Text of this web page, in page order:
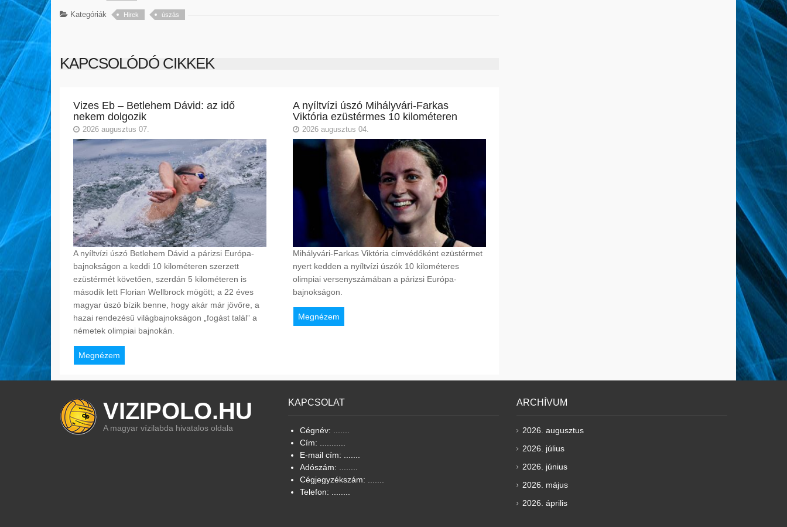
Kategóriák Hirek úszás
KAPCSOLÓDÓ CIKKEK
Vizes Eb – Betlehem Dávid: az idő
nekem dolgozik
2026 augusztus 07.
A nyíltvízi úszó Betlehem Dávid a párizsi Európa-
bajnokságon a keddi 10 kilométeren szerzett
ezüstérmét követően, szerdán 5 kilométeren is
második lett Florian Wellbrock mögött; a 22 éves
magyar úszó bízik benne, hogy akár már jövőre, a
hazai rendezésű világbajnokságon „fogást talál” a
németek olimpiai bajnokán.
Megnézem
A nyíltvízi úszó Mihályvári-Farkas
Viktória ezüstérmes 10 kilométeren
2026 augusztus 04.
Mihályvári-Farkas Viktória címvédőként ezüstérmet
nyert kedden a nyíltvízi úszók 10 kilométeres
olimpiai versenyszámában a párizsi Európa-
bajnokságon.
Megnézem
VIZIPOLO.HU
A magyar vízilabda hivatalos oldala
KAPCSOLAT
Cégnév: .......
Cím: ...........
E-mail cím: .......
Adószám: ........
Cégjegyzékszám: .......
Telefon: ........
ARCHÍVUM
2026. augusztus
2026. július
2026. június
2026. május
2026. április